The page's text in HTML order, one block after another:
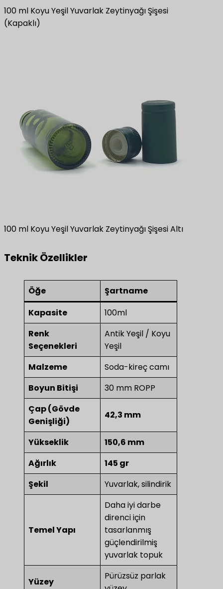
100 ml Koyu Yeşil Yuvarlak Zeytinyağı Şişesi
(Kapaklı)
100 ml Koyu Yeşil Yuvarlak Zeytinyağı Şişesi Altı
Teknik Özellikler
Öğe
Şartname
Kapasite
100ml
Renk
Seçenekleri
Antik Yeşil / Koyu
Yeşil
Malzeme
Soda-kireç camı
Boyun Bitişi
30 mm ROPP
Çap (Gövde
Genişliği)
42,3 mm
Yükseklik
150,6 mm
Ağırlık
145 gr
Şekil
Yuvarlak, silindirik
Temel Yapı
Daha iyi darbe
direnci için
tasarlanmış
güçlendirilmiş
yuvarlak topuk
Yüzey
Pürüzsüz parlak